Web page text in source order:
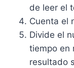
de leer el
Cuenta el
Divide el
tiempo en
resultado